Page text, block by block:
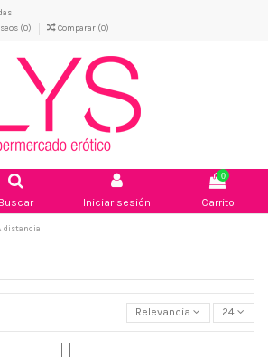
(0) Comparar (0)
Buscar Iniciar sesión
0
Carrito
distancia
Relevancia 24